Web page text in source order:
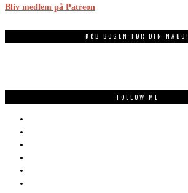
Bliv medlem på Patreon
KØB BOGEN FØR DIN NABO!
FOLLOW ME